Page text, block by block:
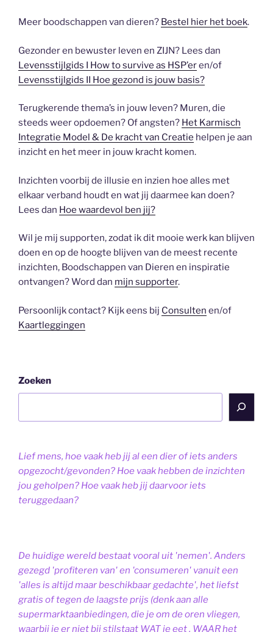
Meer boodschappen van dieren? Bestel hier het boek.
Gezonder en bewuster leven en ZIJN? Lees dan
Levensstijlgids I How to survive as HSP’eren/of
Levensstijlgids II Hoe gezond is jouw basis?
Terugkerende thema’s in jouw leven? Muren, die
steeds weer opdoemen? Of angsten? Het Karmisch
Integratie Model & De kracht van Creatie helpen je aan
inzicht en het meer in jouw kracht komen.
Inzichten voorbij de illusie en inzien hoe alles met
elkaar verband houdt en wat jij daarmee kan doen?
Lees dan Hoe waardevol ben jij?
Wil je mij supporten, zodat ik dit mooie werk kan blijven
doen en op de hoogte blijven van de meest recente
inzichten, Boodschappen van Dieren en inspiratie
ontvangen? Word dan mijn supporter.
Persoonlijk contact? Kijk eens bij Consulten en/of
Kaartleggingen
Zoeken
Lief mens, hoe vaak heb jij al een dier of iets anders
opgezocht/gevonden? Hoe vaak hebben de inzichten
jou geholpen? Hoe vaak heb jij daarvoor iets
teruggedaan?
De huidige wereld bestaat vooral uit 'nemen'. Anders
gezegd 'profiteren van' en 'consumeren' vanuit een
'alles is altijd maar beschikbaar gedachte', het liefst
gratis of tegen de laagste prijs (denk aan alle
supermarktaanbiedingen, die je om de oren vliegen,
waarbij je er niet bij stilstaat WAT je eet , WAAR het